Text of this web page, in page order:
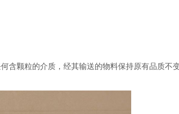
含颗粒的介质，经其输送的物料保持原有品质不